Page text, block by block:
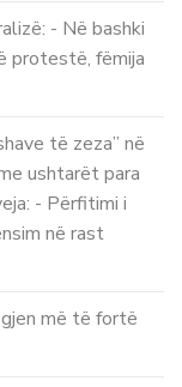
- Në bashki
protestë, fëmija
të zeza” në
ushtarët para
- Përfitimi i
në rast
gjen më të fortë